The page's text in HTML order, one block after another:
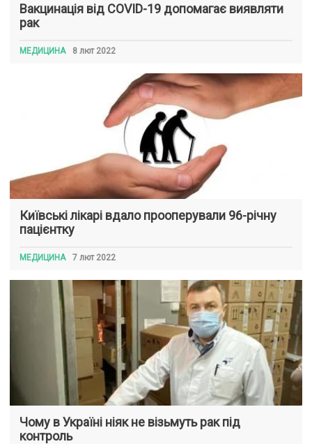
Вакцинація від COVID-19 допомагає виявляти
рак
МЕДИЦИНА 8 лют 2022
Київські лікарі вдало прооперували 96-річну
пацієнтку
МЕДИЦИНА 7 лют 2022
Чому в Україні ніяк не візьмуть рак під
контроль